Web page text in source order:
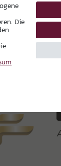
Die